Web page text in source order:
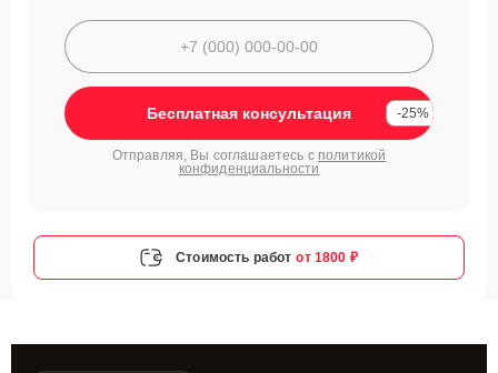
Бесплатная консультация -25%
Отправляя, Вы соглашаетесь с политикой
конфиденциальности
Стоимость работ от 1800 ₽